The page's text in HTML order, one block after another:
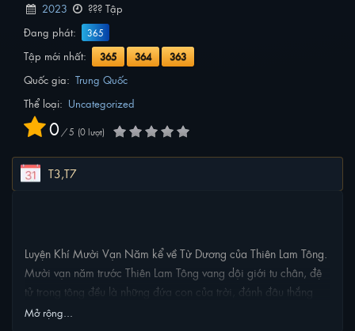
2023
??? Tập
Đang phát:
365
Tập mới nhất: 365 364 363
Quốc gia: Trung Quốc
Thể loại: Uncategorized
0 / 5 0lượt
T3,T7
Luyện Khí Mười Vạn Năm kể về Từ Dương của Thiên Lam Tông.
Mười vạn năm trước Thiên Lam Tông vang dội giới tu chân, đệ
tử trong tông đều là những đứa con của trời, đánh đâu thắng
đó. Chỉ có khai sơn đệ tử Từ Dương vẫn luôn ở Luyện Khí kỳ, để
Mở rộng...